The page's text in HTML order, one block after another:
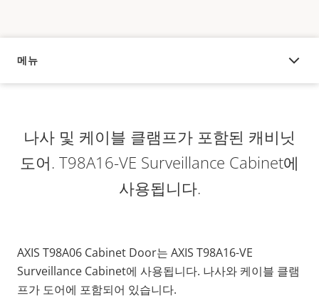
메뉴
오버뷰
나사 및 케이블 클램프가 포함된 캐비닛
도어. T98A16-VE Surveillance Cabinet에
사용됩니다.
AXIS T98A06 Cabinet Door는 AXIS T98A16-VE
Surveillance Cabinet에 사용됩니다. 나사와 케이블 클램
프가 도어에 포함되어 있습니다.